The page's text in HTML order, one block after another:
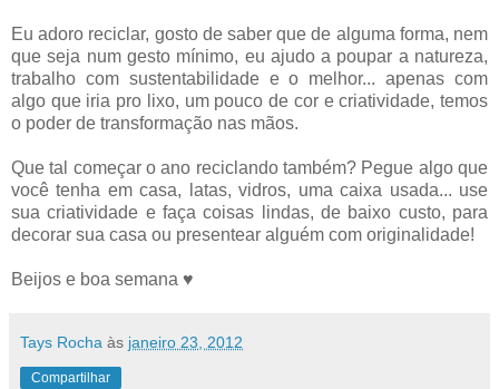
Eu adoro reciclar, gosto de saber que de alguma forma, nem
que seja num gesto mínimo, eu ajudo a poupar a natureza,
trabalho com sustentabilidade e o melhor... apenas com
algo que iria pro lixo, um pouco de cor e criatividade, temos
o poder de transformação nas mãos.
Que tal começar o ano reciclando também? Pegue algo que
você tenha em casa, latas, vidros, uma caixa usada... use
sua criatividade e faça coisas lindas, de baixo custo, para
decorar sua casa ou presentear alguém com originalidade!
Beijos e boa semana ♥
Tays Rocha às janeiro 23, 2012
Compartilhar